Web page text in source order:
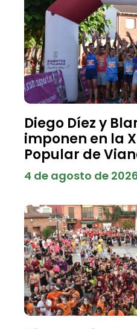
Diego Díez y
imponen en la
Popular de
4 de agosto de